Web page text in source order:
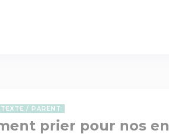
PARENT
prier pour nos